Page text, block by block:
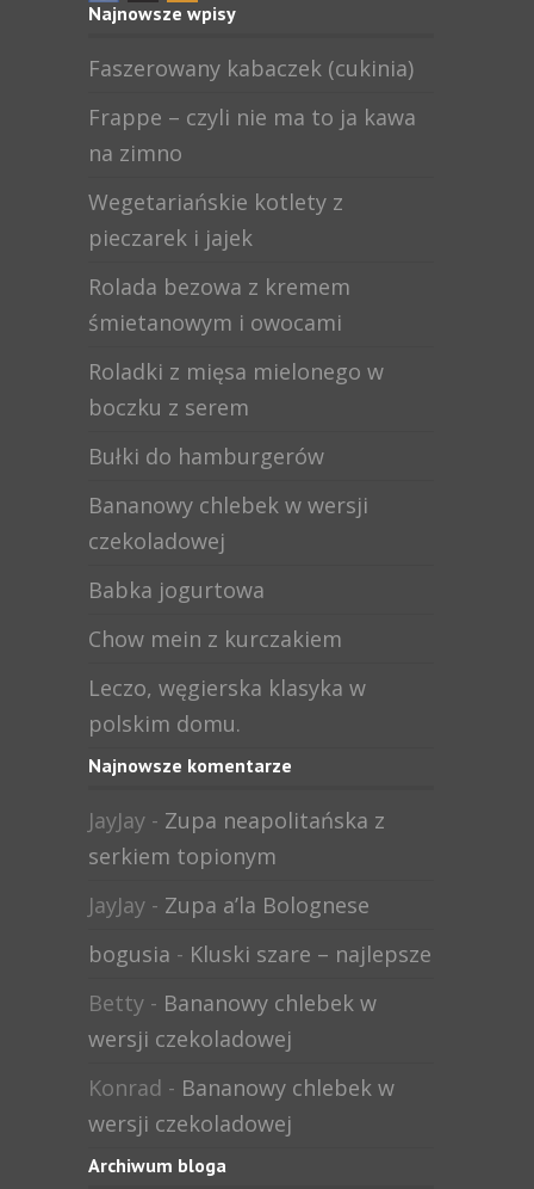
Najnowsze wpisy
Faszerowany kabaczek (cukinia)
Frappe – czyli nie ma to ja kawa
na zimno
Wegetariańskie kotlety z
pieczarek i jajek
Rolada bezowa z kremem
śmietanowym i owocami
Roladki z mięsa mielonego w
boczku z serem
Bułki do hamburgerów
Bananowy chlebek w wersji
czekoladowej
Babka jogurtowa
Chow mein z kurczakiem
Leczo, węgierska klasyka w
polskim domu.
Najnowsze komentarze
JayJay - Zupa neapolitańska z
serkiem topionym
JayJay - Zupa a’la Bolognese
bogusia - Kluski szare – najlepsze
Betty - Bananowy chlebek w
wersji czekoladowej
Konrad - Bananowy chlebek w
wersji czekoladowej
Archiwum bloga